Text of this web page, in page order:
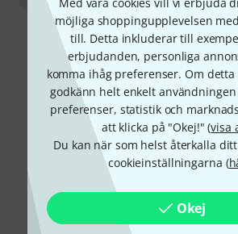
möjliga shoppingupplevelsen
till. Detta inkluderar till
erbjudanden, personliga
komma ihåg preferenser. Om
godkänn helt enkelt användningen
preferenser, statistik och
att klicka på "Okej!" (visa
Du kan när som helst återkalla
cookieinställningarna (
Okej